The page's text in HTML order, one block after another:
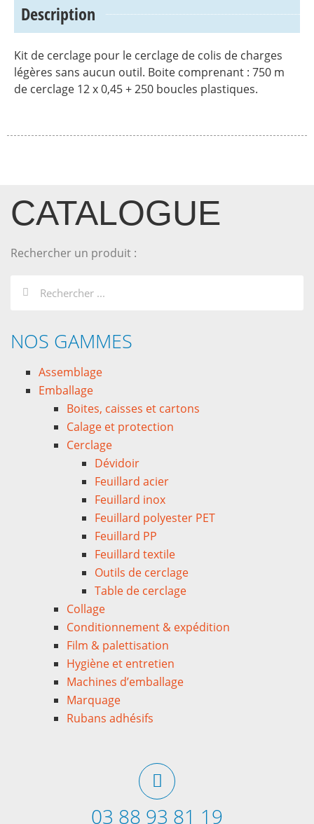
CATALOGUE
Rechercher un produit :
NOS GAMMES
Assemblage
Emballage
Boites, caisses et cartons
Calage et protection
Cerclage
Dévidoir
Feuillard acier
Feuillard inox
Feuillard polyester PET
Feuillard PP
Feuillard textile
Outils de cerclage
Table de cerclage
Collage
Conditionnement & expédition
Film & palettisation
Hygiène et entretien
Machines d’emballage
Marquage
Rubans adhésifs
03 88 93 81 19
Description
Kit de cerclage pour le cerclage de colis de charges
légères sans aucun outil. Boite comprenant : 750 m
de cerclage 12 x 0,45 + 250 boucles plastiques.